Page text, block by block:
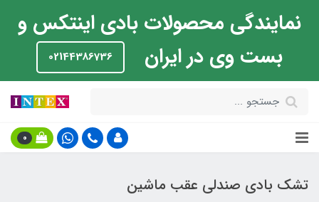
نمایندگی محصولات بادی اینتکس و
بست وی در ایران
02144386736
0
تشک بادی صندلی عقب ماشین